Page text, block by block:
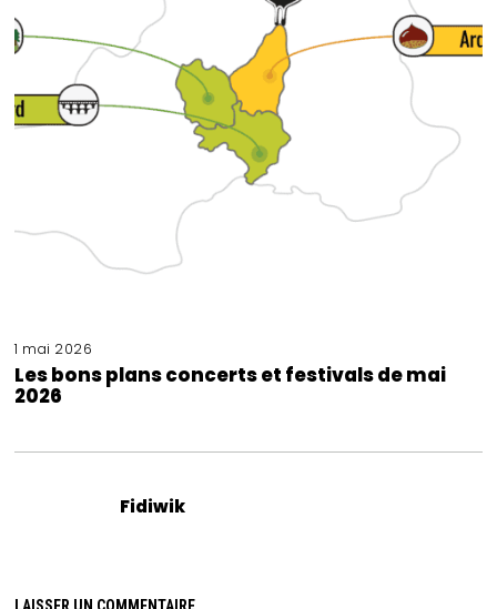
1 mai 2026
Les bons plans concerts et festivals de mai
2026
Fidiwik
LAISSER UN COMMENTAIRE